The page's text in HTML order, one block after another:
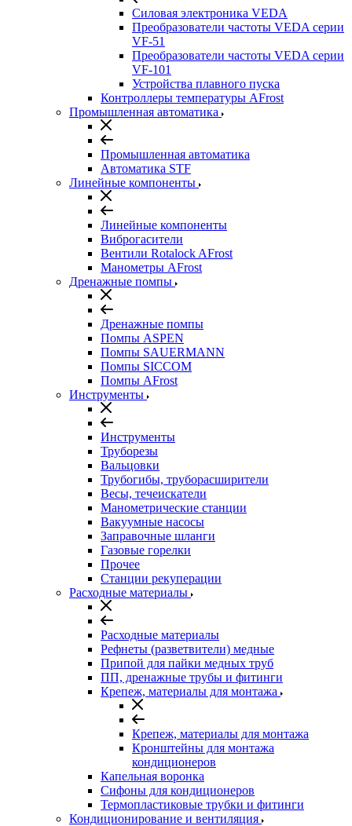
Силовая электроника VEDA
Преобразователи частоты VEDA серии
VF-51
Преобразователи частоты VEDA серии
VF-101
Устройства плавного пуска
Контроллеры температуры AFrost
Промышленная автоматика
Промышленная автоматика
Автоматика STF
Линейные компоненты
Линейные компоненты
Виброгасители
Вентили Rotalock AFrost
Манометры AFrost
Дренажные помпы
Дренажные помпы
Помпы ASPEN
Помпы SAUERMANN
Помпы SICCOM
Помпы AFrost
Инструменты
Инструменты
Труборезы
Вальцовки
Трубогибы, труборасширители
Весы, течеискатели
Манометрические станции
Вакуумные насосы
Заправочные шланги
Газовые горелки
Прочее
Станции рекуперации
Расходные материалы
Расходные материалы
Рефнеты (разветвители) медные
Припой для пайки медных труб
ПП, дренажные трубы и фитинги
Крепеж, материалы для монтажа
Крепеж, материалы для монтажа
Кронштейны для монтажа
кондиционеров
Капельная воронка
Сифоны для кондиционеров
Термопластиковые трубки и фитинги
Кондиционирование и вентиляция